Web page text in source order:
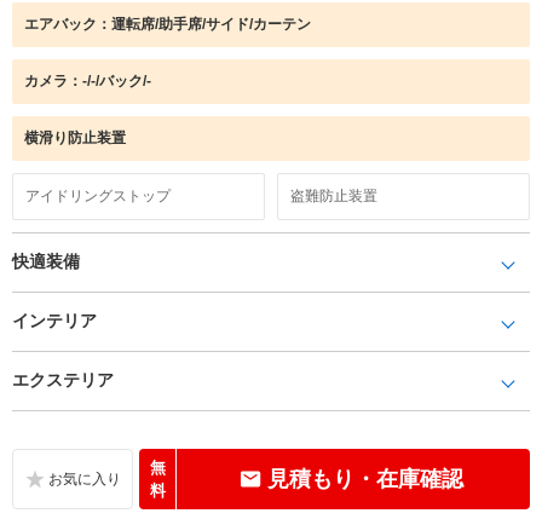
エアバック：運転席/助手席/サイド/カーテン
カメラ：-/-/バック/-
横滑り防止装置
アイドリングストップ 盗難防止装置
快適装備
インテリア
エクステリア
無
料
見積もり・在庫確認